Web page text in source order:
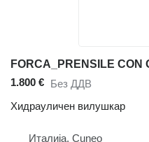
FORCA_PRENSILE CON
1.800 € Без ДДВ
Хидрауличен вилушкар
Италија, Cuneo